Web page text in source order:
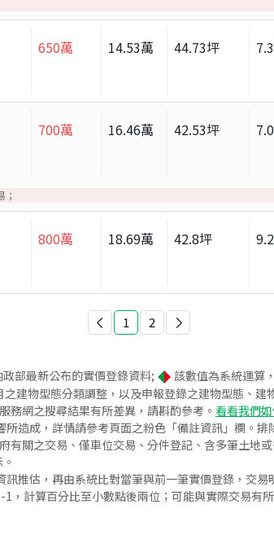
650萬 14.53萬 44.73坪
700萬 16.46萬 42.53坪
800萬 18.69萬 42.8坪
1 2
政部最新公布的實價登錄資料; 該數值為系統運算
建物型態分類調整，以及申報登錄之建物型態、
務網之搜尋結果有所差異，請斟酌參考。 看看我們
造成，詳情請參考頁面之粉色「備註資訊」欄。
有關之交易、僅車位交易、分件登記、含多筆土地
推估，再由系統比對當筆與前一筆實價登錄，交
，計算百分比至小數點後兩位；可能與實際交易有